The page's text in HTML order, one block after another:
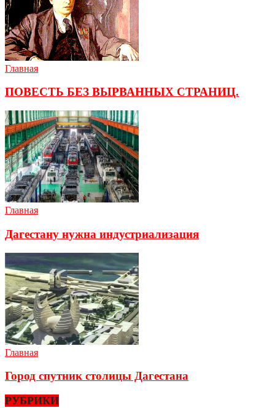
Главная
ПОВЕСТЬ БЕЗ ВЫРВАННЫХ СТРАНИЦ.
Главная
Дагестану нужна индустриализация
Главная
Город спутник столицы Дагестана
РУБРИКИ